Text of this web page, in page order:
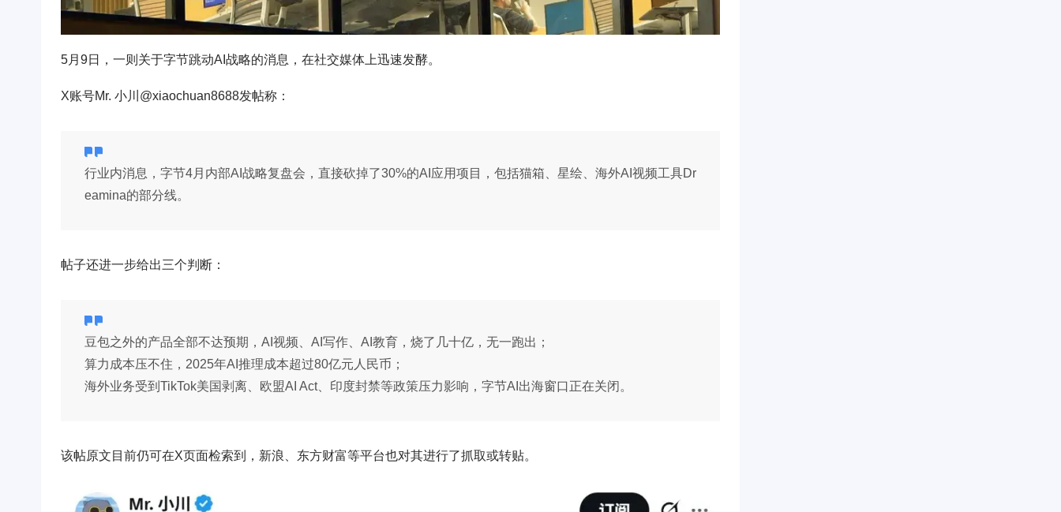
5月9日，一则关于字节跳动AI战略的消息，在社交媒体上迅速发酵。
X账号Mr. 小川@xiaochuan8688发帖称：
行业内消息，字节4月内部AI战略复盘会，直接砍掉了30%的AI应用项目，包括猫箱、星绘、海外AI视频工具Dr
eamina的部分线。
帖子还进一步给出三个判断：
豆包之外的产品全部不达预期，AI视频、AI写作、AI教育，烧了几十亿，无一跑出；
算力成本压不住，2025年AI推理成本超过80亿元人民币；
海外业务受到TikTok美国剥离、欧盟AI Act、印度封禁等政策压力影响，字节AI出海窗口正在关闭。
该帖原文目前仍可在X页面检索到，新浪、东方财富等平台也对其进行了抓取或转贴。